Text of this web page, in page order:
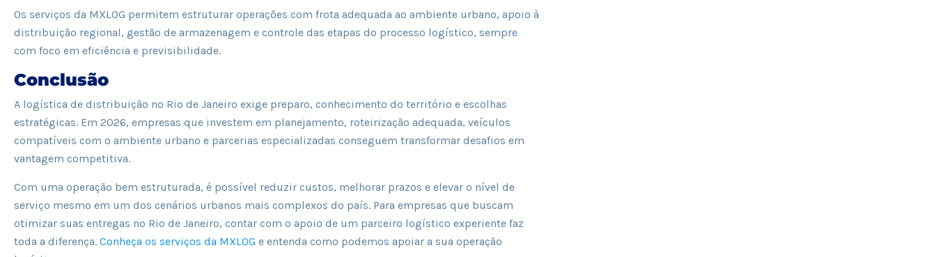
Os serviços da MXLOG permitem estruturar operações com frota adequada ao ambiente urbano, apoio à
distribuição regional, gestão de armazenagem e controle das etapas do processo logístico, sempre
com foco em eficiência e previsibilidade.
Conclusão
A logística de distribuição no Rio de Janeiro exige preparo, conhecimento do território e escolhas
estratégicas. Em 2026, empresas que investem em planejamento, roteirização adequada, veículos
compatíveis com o ambiente urbano e parcerias especializadas conseguem transformar desafios em
vantagem competitiva.
Com uma operação bem estruturada, é possível reduzir custos, melhorar prazos e elevar o nível de
serviço mesmo em um dos cenários urbanos mais complexos do país. Para empresas que buscam
otimizar suas entregas no Rio de Janeiro, contar com o apoio de um parceiro logístico experiente faz
toda a diferença. Conheça os serviços da MXLOG e entenda como podemos apoiar a sua operação